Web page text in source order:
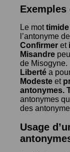
Le mottimide
l’antonyme de
Confirmer et
Misandre
de Misogyne.
Liberté a
Modeste et
antonymes.
antonymes
des
Usage